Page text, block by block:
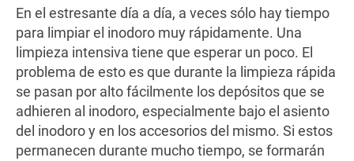
En el estresante día a día, a veces sólo hay tiempo
para limpiar el inodoro muy rápidamente. Una
limpieza intensiva tiene que esperar un poco. El
problema de esto es que durante la limpieza rápida
se pasan por alto fácilmente los depósitos que se
adhieren al inodoro, especialmente bajo el asiento
del inodoro y en los accesorios del mismo. Si estos
permanecen durante mucho tiempo, se formarán